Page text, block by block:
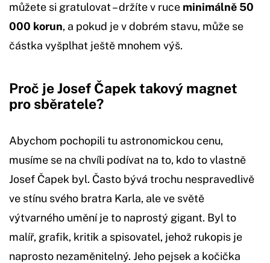
můžete si gratulovat – držíte v ruce minimálně 50
000 korun, a pokud je v dobrém stavu, může se
částka vyšplhat ještě mnohem výš.
Proč je Josef Čapek takový magnet
pro sběratele?
Abychom pochopili tu astronomickou cenu,
musíme se na chvíli podívat na to, kdo to vlastně
Josef Čapek byl. Často bývá trochu nespravedlivě
ve stínu svého bratra Karla, ale ve světě
výtvarného umění je to naprostý gigant. Byl to
malíř, grafik, kritik a spisovatel, jehož rukopis je
naprosto nezaměnitelný. Jeho pejsek a kočička